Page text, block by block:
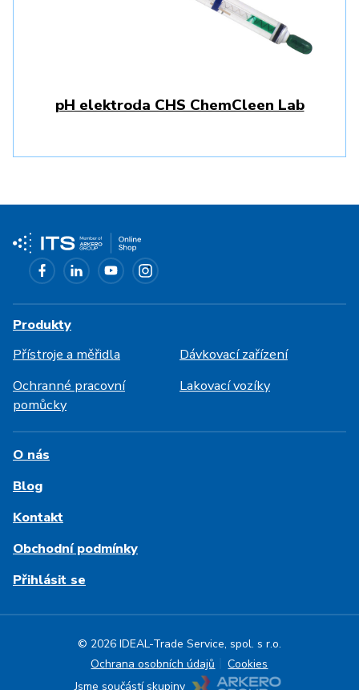
pH elektroda CHS ChemCleen Lab
Produkty
Přístroje a měřidla
Dávkovací zařízení
Ochranné pracovní
pomůcky
Lakovací vozíky
O nás
Blog
Kontakt
Obchodní podmínky
Přihlásit se
© 2026 IDEAL-Trade Service, spol. s r.o.
Ochrana osobních údajů
Cookies
Jsme součástí skupiny